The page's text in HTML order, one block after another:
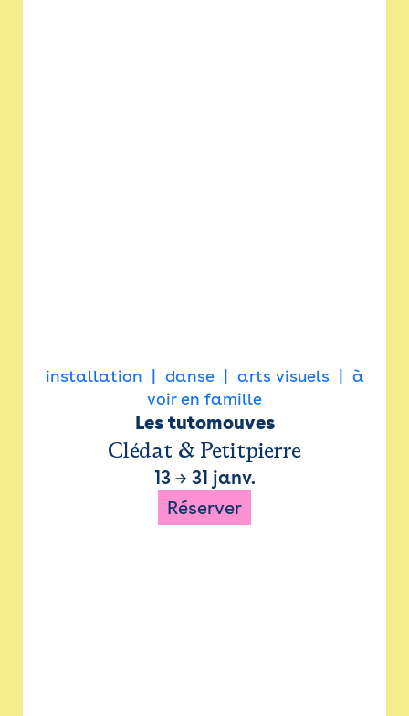
installation danse arts visuels
à
voir en famille
Les tutomouves
Clédat & Petitpierre
13→ 31 janv.
Réserver